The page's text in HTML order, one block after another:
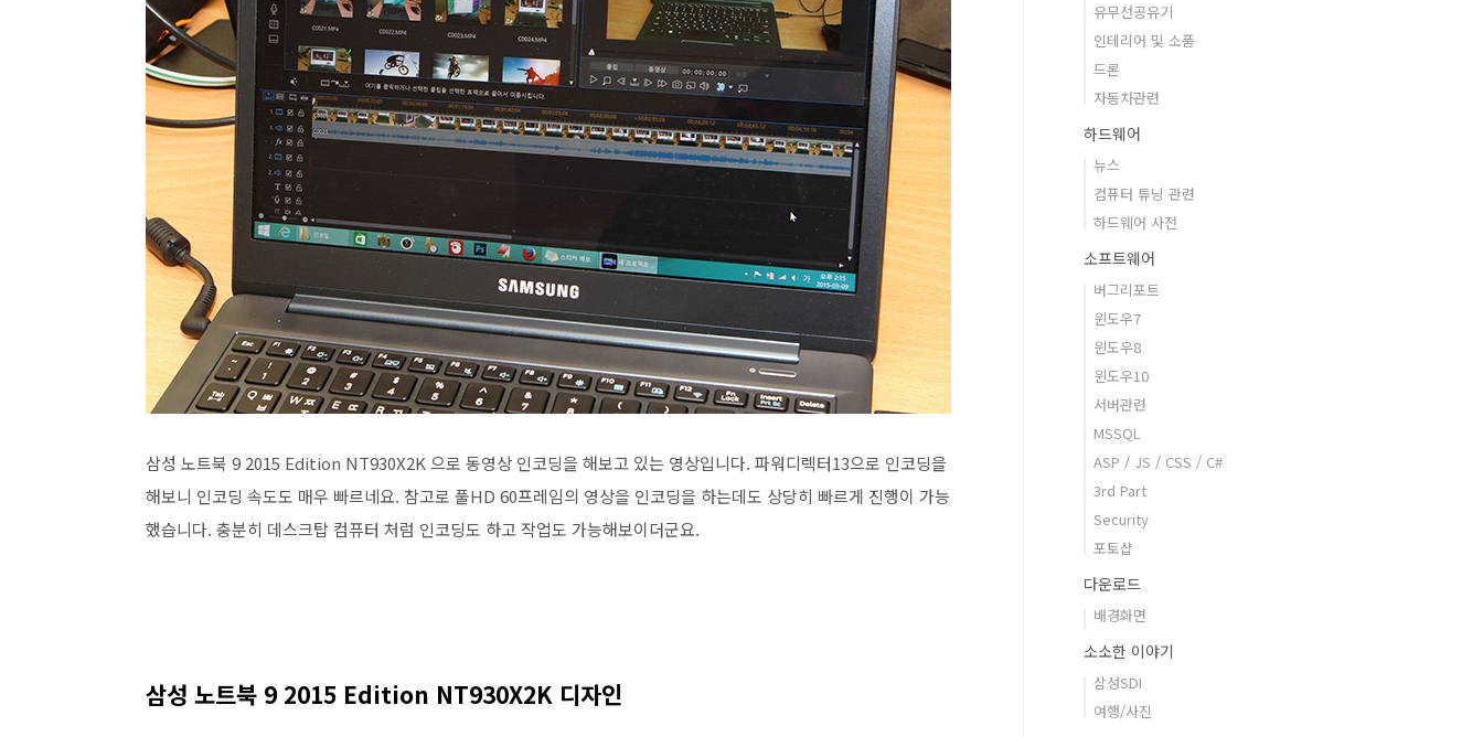
삼성 노트북 9 2015 Edition NT930X2K 으로 동영상 인코딩을 해보고 있는 영상입니다. 파워디렉터13으로 인코딩을
해보니 인코딩 속도도 매우 빠르네요. 참고로 풀HD 60프레임의 영상을 인코딩을 하는데도 상당히 빠르게 진행이 가능
했습니다. 충분히 데스크탑 컴퓨터 처럼 인코딩도 하고 작업도 가능해보이더군요.
삼성 노트북 9 2015 Edition NT930X2K 디자인
유무선공유기
인테리어 및 소품
드론
자동차관련
하드웨어
뉴스
컴퓨터 튜닝 관련
하드웨어 사전
소프트웨어
버그리포트
윈도우7
윈도우8
윈도우10
서버관련
MSSQL
ASP / JS / CSS / C#
3rd Part
Security
포토샵
다운로드
배경화면
소소한 이야기
삼성SDI
여행/사진